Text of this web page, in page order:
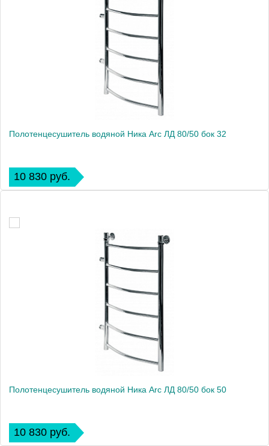
Полотенцесушитель водяной Ника Arc ЛД 80/50 бок 32
10 830 руб.
Полотенцесушитель водяной Ника Arc ЛД 80/50 бок 50
10 830 руб.